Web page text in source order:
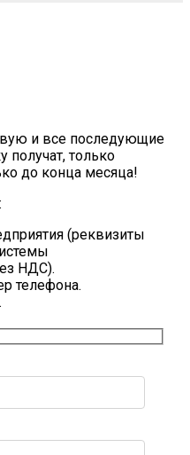
и все последующие
получат, только
до конца месяца!
(реквизиты
НДС).
телефона.